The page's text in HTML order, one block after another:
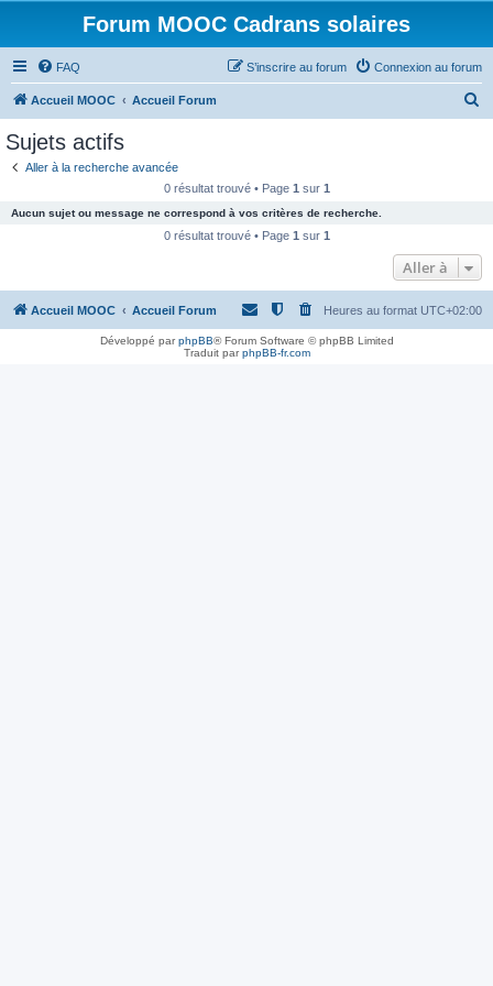
Forum MOOC Cadrans solaires
FAQ Connexion au forum
S’inscrire au forum
Accueil MOOC Accueil Forum
c
e
Sujets actifs
Aller à la recherche avancée
0 résultat trouvé • Page 1 sur 1
Aucun sujet ou message ne correspond à vos critères de recherche.
0 résultat trouvé • Page 1 sur 1
Aller à
Accueil MOOC Accueil Forum Heures au format UTC+02:00
Développé parphpBB® Forum Software © phpBB Limited
Traduit parphpBB-fr.com